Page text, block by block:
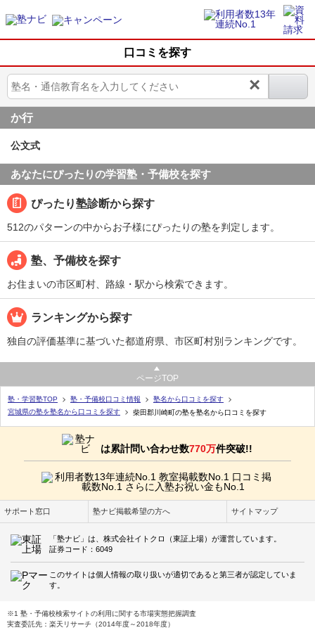
口コミを探す
×
か行
公文式
あなたにぴったりの学習塾・予備校を探す
ぴったり塾診断から探す
512のパターンの中からお子様にぴったりの塾を判定します。
塾、予備校を探す
お住まいの市区町村、路線・駅から検索できます。
ランキングから探す
独自の評価基準に基づいた都道府県、市区町村別ランキングです。
ページTOP
塾・学習塾TOP 塾・予備校口コミ情報
塾名から口コミを探す
宮城県の塾を塾名から口コミを探す
柴田郡川崎町の塾を塾名から口コミを探す
は累計問い合わせ数770万件突破!!
サポート窓口 塾ナビ掲載希望の方へ サイトマップ
「塾ナビ」は、株式会社イトクロ（東証上場）が運営しています。
証券コード：6049
このサイトは個人情報の取り扱いが適切であると第三者が認定していま
す。
※1 塾・予備校検索サイトの利用に関する市場実態把握調査
実査委託先：楽天リサーチ（2014年度～2018年度）